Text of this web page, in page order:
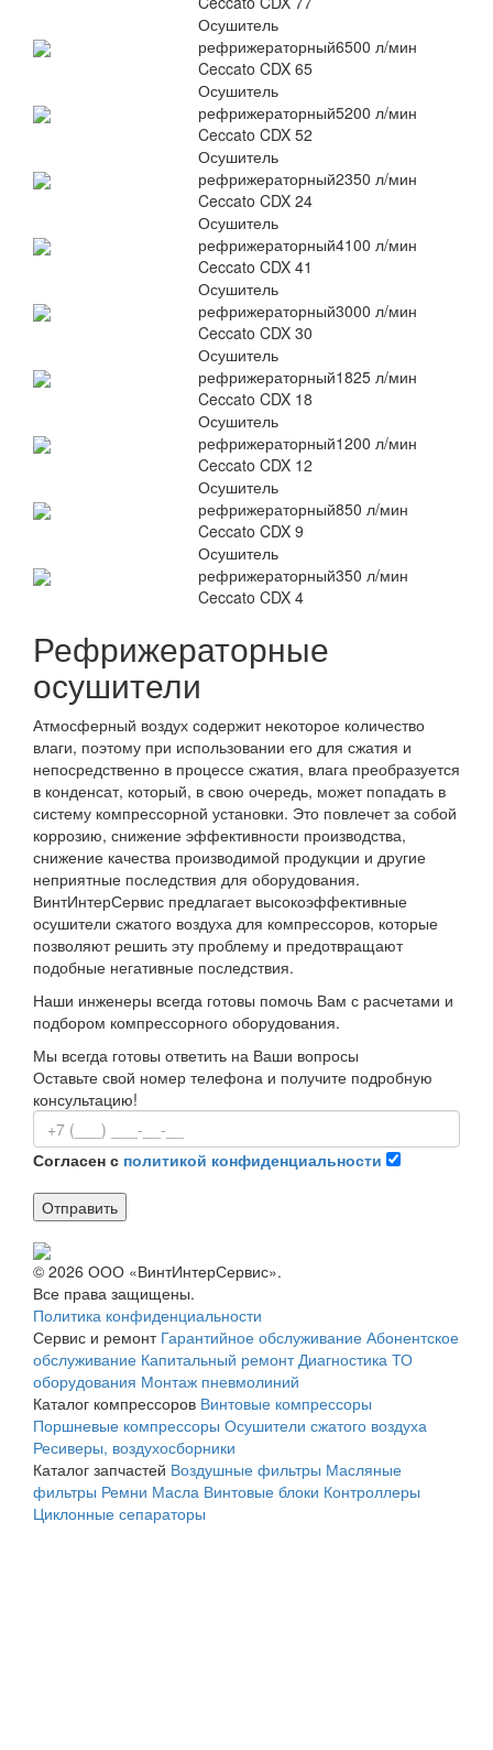
Осушитель
рефрижераторный
Ceccato CDX 65
6500 л/мин
Осушитель
рефрижераторный
Ceccato CDX 52
5200 л/мин
Осушитель
рефрижераторный
Ceccato CDX 24
2350 л/мин
Осушитель
рефрижераторный
Ceccato CDX 41
4100 л/мин
Осушитель
рефрижераторный
Ceccato CDX 30
3000 л/мин
Осушитель
рефрижераторный
Ceccato CDX 18
1825 л/мин
Осушитель
рефрижераторный
Ceccato CDX 12
1200 л/мин
Осушитель
рефрижераторный
Ceccato CDX 9
850 л/мин
Осушитель
рефрижераторный
Ceccato CDX 4
350 л/мин
Рефрижераторные
осушители
Атмосферный воздух содержит некоторое количество
влаги, поэтому при использовании его для сжатия и
непосредственно в процессе сжатия, влага преобразуется
в конденсат, который, в свою очередь, может попадать в
систему компрессорной установки. Это повлечет за собой
коррозию, снижение эффективности производства,
снижение качества производимой продукции и другие
неприятные последствия для оборудования.
ВинтИнтерСервис предлагает высокоэффективные
осушители сжатого воздуха для компрессоров, которые
позволяют решить эту проблему и предотвращают
подобные негативные последствия.
Наши инженеры всегда готовы помочь Вам с расчетами и
подбором компрессорного оборудования.
Мы всегда готовы ответить на Ваши вопросы
Оставьте свой номер телефона и получите подробную
консультацию!
Согласен с политикой конфиденциальности
Отправить
© 2026 ООО «ВинтИнтерСервис».
Все права защищены.
Политика конфиденциальности
Сервис и ремонт Гарантийное обслуживание Абонентское
обслуживание Капитальный ремонт Диагностика ТО
оборудования Монтаж пневмолиний
Каталог компрессоров Винтовые компрессоры
Поршневые компрессоры Осушители сжатого воздуха
Ресиверы, воздухосборники
Каталог запчастей Воздушные фильтры Масляные
фильтры Ремни Масла Винтовые блоки Контроллеры
Циклонные сепараторы